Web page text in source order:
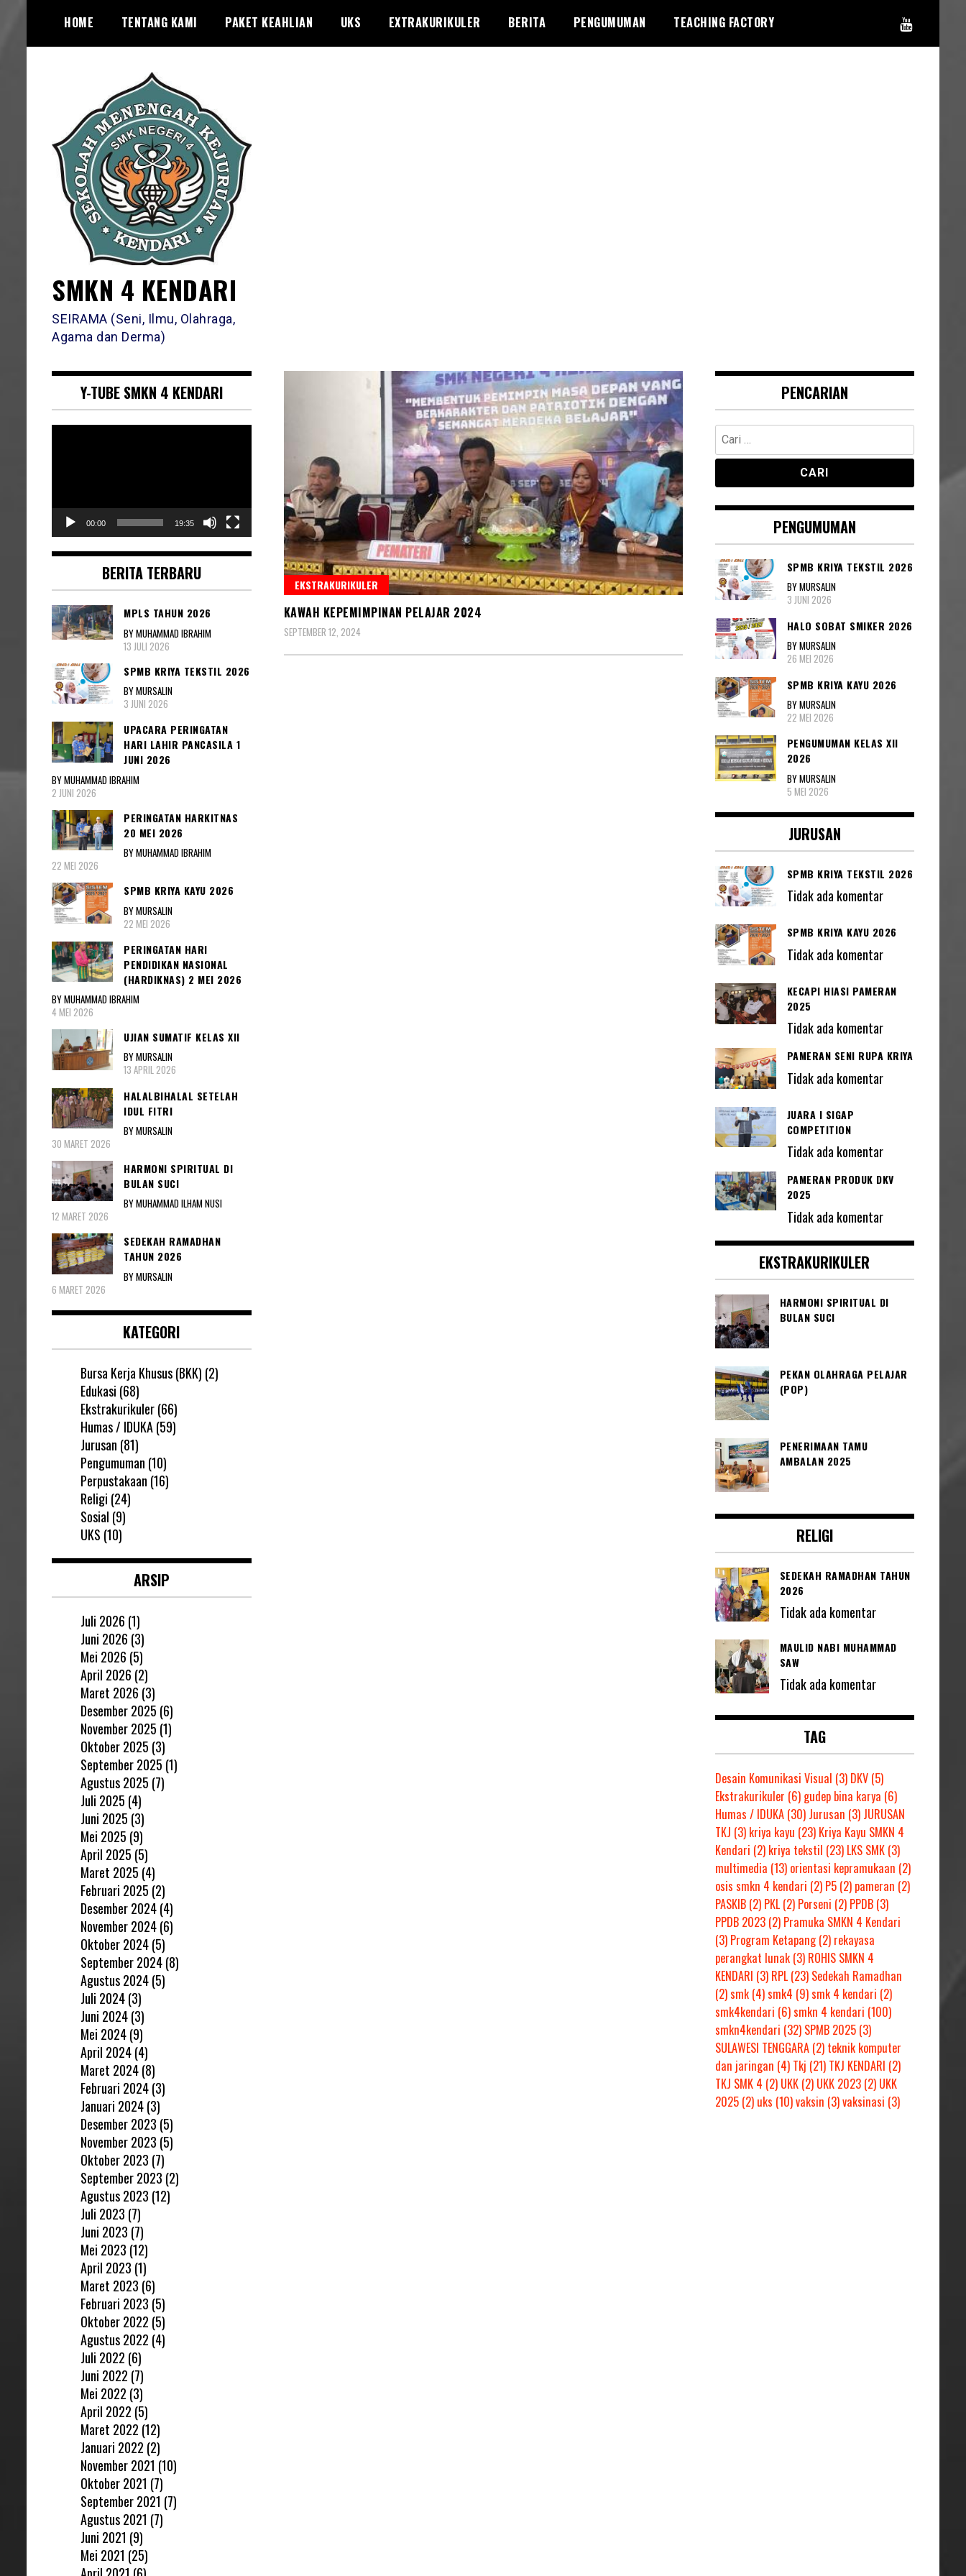
content
HOME TENTANG KAMI PAKET KEAHLIAN UKS EXTRAKURIKULER BERITA PENGUMUMAN TEACHING FACTORY
SMKN 4 KENDARI
SEIRAMA (Seni, Ilmu, Olahraga,
Agama dan Derma)
EKSTRAKURIKULER
KAWAH KEPEMIMPINAN PELAJAR 2024
SEPTEMBER 12, 2024
Y-TUBE SMKN 4 KENDARI
00:00 19:35
BERITA TERBARU
MPLS TAHUN 2026
BY MUHAMMAD IBRAHIM
13 JULI 2026
SPMB KRIYA TEKSTIL 2026
BY MURSALIN
3 JUNI 2026
UPACARA PERINGATAN
HARI LAHIR PANCASILA 1
JUNI 2026
BY MUHAMMAD IBRAHIM
2 JUNI 2026
PERINGATAN HARKITNAS
20 MEI 2026
BY MUHAMMAD IBRAHIM
22 MEI 2026
SPMB KRIYA KAYU 2026
BY MURSALIN
22 MEI 2026
PERINGATAN HARI
PENDIDIKAN NASIONAL
(HARDIKNAS) 2 MEI 2026
BY MUHAMMAD IBRAHIM
4 MEI 2026
UJIAN SUMATIF KELAS XII
BY MURSALIN
13 APRIL 2026
HALALBIHALAL SETELAH
IDUL FITRI
BY MURSALIN
30 MARET 2026
HARMONI SPIRITUAL DI
BULAN SUCI
BY MUHAMMAD ILHAM NUSI
12 MARET 2026
SEDEKAH RAMADHAN
TAHUN 2026
BY MURSALIN
6 MARET 2026
KATEGORI
Bursa Kerja Khusus (BKK) (2)
Edukasi (68)
Ekstrakurikuler(66)
Humas / IDUKA(59)
Jurusan (81)
Pengumuman (10)
Perpustakaan (16)
Religi (24)
Sosial (9)
UKS (10)
ARSIP
Juli 2026 (1)
Juni 2026 (3)
Mei 2026 (5)
April 2026 (2)
Maret 2026 (3)
Desember 2025 (6)
November 2025 (1)
Oktober 2025 (3)
September 2025 (1)
Agustus 2025 (7)
Juli 2025 (4)
Juni 2025 (3)
Mei 2025 (9)
April 2025 (5)
Maret 2025 (4)
Februari 2025 (2)
Desember 2024(4)
November 2024(6)
Oktober 2024(5)
September 2024(8)
Agustus 2024(5)
Juli 2024(3)
Juni 2024(3)
Mei 2024(9)
April 2024(4)
Maret 2024(8)
Februari 2024(3)
Januari 2024(3)
Desember 2023 (5)
November 2023 (5)
Oktober 2023 (7)
September 2023 (2)
Agustus 2023 (12)
Juli 2023 (7)
Juni 2023 (7)
Mei 2023 (12)
April 2023 (1)
Maret 2023 (6)
Februari 2023 (5)
Oktober 2022 (5)
Agustus 2022 (4)
Juli 2022 (6)
Juni 2022 (7)
Mei 2022 (3)
April 2022 (5)
Maret 2022 (12)
Januari 2022 (2)
November 2021 (10)
Oktober 2021 (7)
September 2021 (7)
Agustus 2021 (7)
Juni 2021 (9)
Mei 2021 (25)
PENCARIAN
Cari
untuk:
PENGUMUMAN
SPMB KRIYA TEKSTIL 2026
BY MURSALIN
3 JUNI 2026
HALO SOBAT SMIKER 2026
BY MURSALIN
26 MEI 2026
SPMB KRIYA KAYU 2026
BY MURSALIN
22 MEI 2026
PENGUMUMAN KELAS XII
2026
BY MURSALIN
5 MEI 2026
JURUSAN
SPMB KRIYA TEKSTIL 2026
Tidak ada komentar
SPMB KRIYA KAYU 2026
Tidak ada komentar
KECAPI HIASI PAMERAN
2025
Tidak ada komentar
PAMERAN SENI RUPA KRIYA
Tidak ada komentar
JUARA I SIGAP
COMPETITION
Tidak ada komentar
PAMERAN PRODUK DKV
2025
Tidak ada komentar
EKSTRAKURIKULER
HARMONI SPIRITUAL DI
BULAN SUCI
PEKAN OLAHRAGA PELAJAR
(POP)
PENERIMAAN TAMU
AMBALAN 2025
RELIGI
SEDEKAH RAMADHAN TAHUN
2026
Tidak ada komentar
MAULID NABI MUHAMMAD
SAW
Tidak ada komentar
TAG
Desain Komunikasi Visual (3) DKV(5)
Ekstrakurikuler (6) gudep bina karya (6)
Humas / IDUKA(30) Jurusan (3) JURUSAN
TKJ (3) kriya kayu (23) Kriya Kayu SMKN 4
Kendari (2) kriya tekstil (23) LKS SMK(3)
multimedia (13) orientasi kepramukaan (2)
osis smkn 4 kendari (2) P5(2) pameran (2)
PASKIB(2) PKL(2) Porseni (2) PPDB(3)
PPDB 2023(2) Pramuka SMKN 4 Kendari
(3) Program Ketapang(2) rekayasa
perangkat lunak(3) ROHIS SMKN 4
KENDARI (3) RPL(23) Sedekah Ramadhan
(2)smk(4)smk4 (9)smk 4 kendari (2)
smk4kendari (6)smkn 4 kendari (100)
smkn4kendari (32) SPMB 2025(3)
SULAWESI TENGGARA(2) teknik komputer
dan jaringan (4) Tkj (21) TKJ KENDARI (2)
TKJ SMK 4 (2) UKK(2) UKK 2023(2) UKK
2025(2) uks (10)vaksin (3)vaksinasi (3)